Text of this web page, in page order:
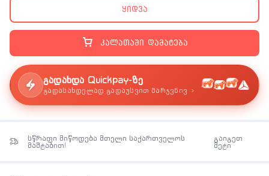
ელექტროსადენის სიგრძე: 1 მ-მდე • გარანტია: 24 თვე
კალათაში დამატება
ყიდვა
გადახდა Quickpay-ზე
გადასახდელად გადაუსვით მარჯვნივ ›
სწრაფი მიწოდება მთელი საქართველოს
მაშტაბით!
გაიგეთ
მეტი